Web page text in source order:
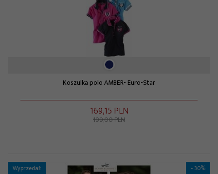
Koszulka polo AMBER- Euro-Star
169,15 PLN
199,00 PLN
Wyprzedaż - 30%